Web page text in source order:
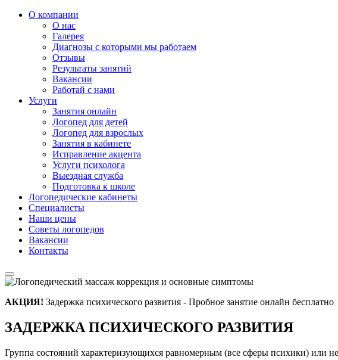
О компании
О нас
Галерея
Диагнозы с которыми мы работаем
Отзывы
Результаты занятий
Вакансии
Работай с нами
Услуги
Занятия онлайн
Логопед для детей
Логопед для взрослых
Занятия в кабинете
Исправление акцента
Услуги психолога
Выездная служба
Подготовка к школе
Логопедические кабинеты
Специалисты
Наши цены
Советы логопедов
Вакансии
Контакты
АКЦИЯ! Задержка психического развития - Пробное занятие онлайн бесплатно
ЗАДЕРЖКА ПСИХИЧЕСКОГО РАЗВИТИЯ
Группа состояний характеризующихся равномерным (все сферы психики) или